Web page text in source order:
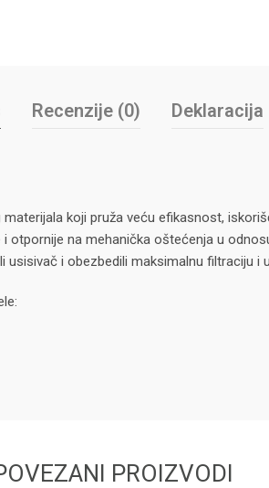
Recenzije (0) Deklaracija
koji pruža veću efikasnost,
otpornije na mehanička oštećenja u
i obezbedili maksimalnu filtraciju
PROIZVODI